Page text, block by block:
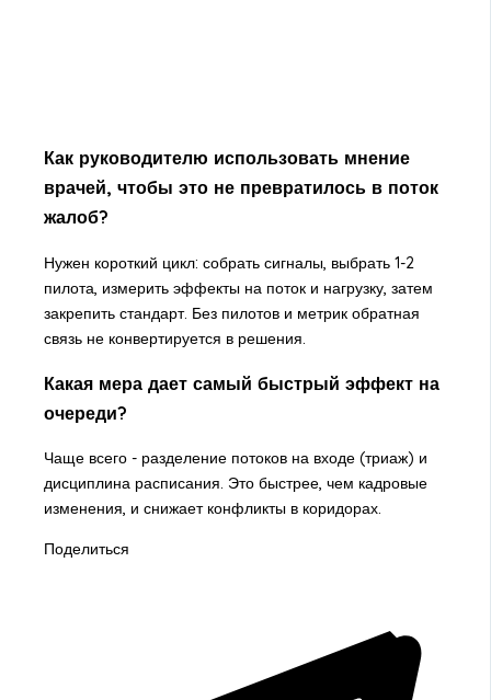
Как руководителю использовать мнение
врачей, чтобы это не превратилось в поток
жалоб?
Нужен короткий цикл: собрать сигналы, выбрать 1-2
пилота, измерить эффекты на поток и нагрузку, затем
закрепить стандарт. Без пилотов и метрик обратная
связь не конвертируется в решения.
Какая мера дает самый быстрый эффект на
очереди?
Чаще всего - разделение потоков на входе (триаж) и
дисциплина расписания. Это быстрее, чем кадровые
изменения, и снижает конфликты в коридорах.
Поделиться